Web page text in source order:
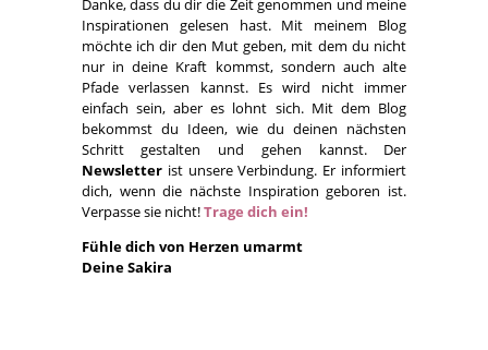
Danke, dass du dir die Zeit genommen und meine
Inspirationen gelesen hast. Mit meinem Blog
möchte ich dir den Mut geben, mit dem du nicht
nur in deine Kraft kommst, sondern auch alte
Pfade verlassen kannst. Es wird nicht immer
einfach sein, aber es lohnt sich. Mit dem Blog
bekommst du Ideen, wie du deinen nächsten
Schritt gestalten und gehen kannst. Der
Newsletterist unsere Verbindung. Er informiert
dich, wenn die nächste Inspiration geboren ist.
Verpasse sie nicht!Trage dich ein!
Fühle dich von Herzen umarmt
Deine Sakira